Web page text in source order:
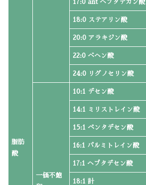
脂肪
酸
17:0 ant ヘプタデカン酸
18:0 ステアリン酸
20:0 アラキジン酸
22:0 ベヘン酸
24:0 リグノセリン酸
一価不飽
10:1 デセン酸
14:1 ミリストレイン酸
15:1 ペンタデセン酸
16:1 パルミトレイン酸
17:1 ヘプタデセン酸
18:1 計